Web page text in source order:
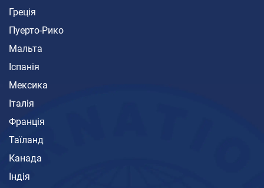
Греція
Пуерто-Рико
Мальта
Іспанія
Мексика
Італія
Франція
Таїланд
Канада
Індія